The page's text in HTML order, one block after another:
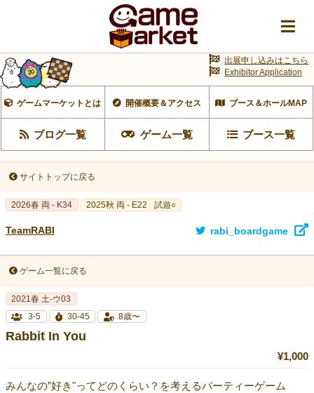
ゲームマーケットとは 開催概要＆アクセス ブース＆ホールMAP
ブログ一覧 ゲーム一覧 ブース一覧
出展申し込みはこちら
Exhibitor Application
サイトトップに戻る
2026春 両 - K34 2025秋 両 - E22 試遊○
TeamRABI rabi_boardgame
ゲーム一覧に戻る
2021春 土-ウ03
3-5
30-45 8歳〜
Rabbit In You
¥1,000
みんなの”好き"ってどのくらい？を考えるパーティーゲーム